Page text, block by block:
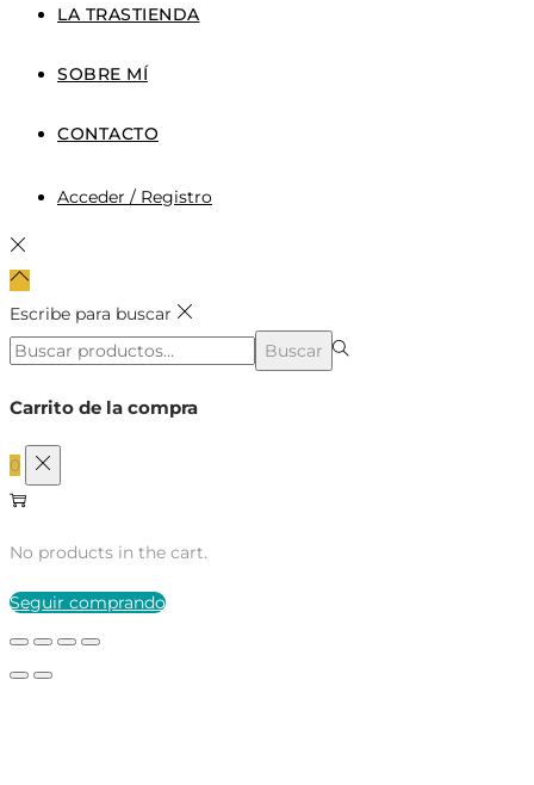
LA TRASTIENDA
SOBRE MÍ
CONTACTO
Acceder / Registro
Escribe para buscar
Búsqueda
Buscar
Carrito de la compra
0
No products in the cart.
Seguir comprando